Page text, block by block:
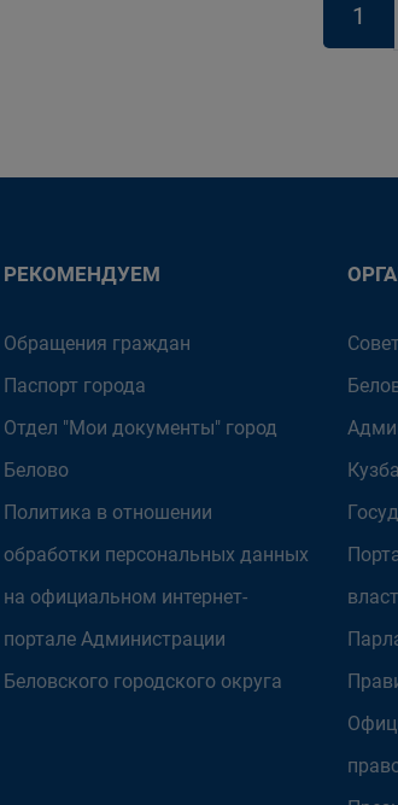
1
РЕКОМЕНДУЕМ
Обращения граждан
Паспорт города
Отдел "Мои документы" город
Белово
Политика в отношении
обработки персональных данных
на официальном интернет-
портале Администрации
Беловского городского округа